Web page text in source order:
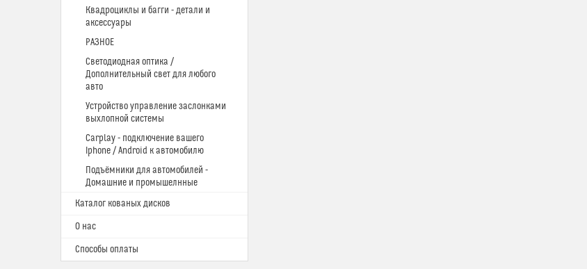
Квадроциклы и багги - детали и
аксессуары
РАЗНОЕ
Светодиодная оптика /
Дополнительный свет для любого
авто
Устройство управление заслонками
выхлопной системы
Carplay - подключение вашего
Iphone / Android к автомобилю
Подъёмники для автомобилей -
Домашние и промышелнные
Каталог кованых дисков
О нас
Способы оплаты